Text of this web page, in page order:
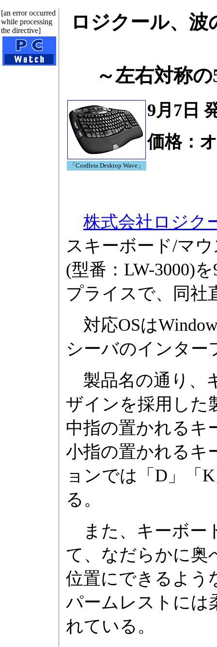
[an error occurred
while processing
the directive]
ロジクール、
～左右対称
「Cordless Desktop Wave」
9月7日
価格：
株式会社ロジク
スキーボード/マウ
(型番：LW-3000)
プライスで、同社
対応OSは
シーバのインター
製品名の通り、
ザインを採用した
中指の置かれるキ
小指の置かれるキ
ョンでは「D」「
る。
また、キーボー
て、なだらかに奥
位置にできるよう
パームレストには
れている。